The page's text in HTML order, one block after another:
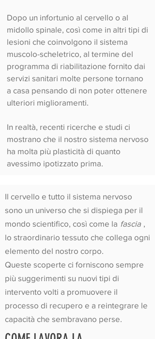
Dopo un infortunio al cervello o al
midollo spinale, così come in altri tipi di
lesioni che coinvolgono il sistema
muscolo-scheletrico, al termine del
programma di riabilitazione fornito dai
servizi sanitari molte persone tornano
a casa pensando di non poter ottenere
ulteriori miglioramenti.
In realtà, recenti ricerche e studi ci
mostrano che il nostro sistema nervoso
ha molta più plasticità di quanto
avessimo ipotizzato prima.
Il cervello e tutto il sistema nervoso
sono un universo che si dispiega per il
mondo scientifico, così come la fascia ,
lo straordinario tessuto che collega ogni
elemento del nostro corpo.
Queste scoperte ci forniscono sempre
più suggerimenti su nuovi tipi di
intervento volti a promuovere il
processo di recupero e a reintegrare le
capacità che sembravano perse.